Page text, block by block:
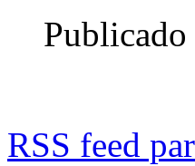
Publicado
RSS feed